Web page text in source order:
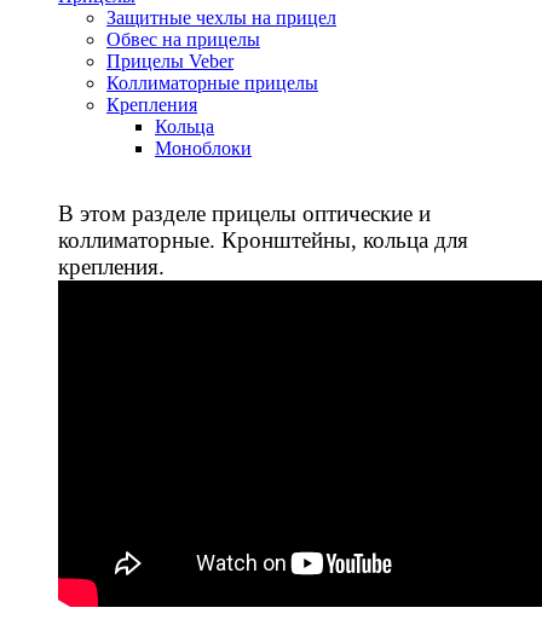
Защитные чехлы на прицел
Обвес на прицелы
Прицелы Veber
Коллиматорные прицелы
Крепления
Кольца
Моноблоки
В этом разделе прицелы оптические и
коллиматорные. Кронштейны, кольца для
крепления.